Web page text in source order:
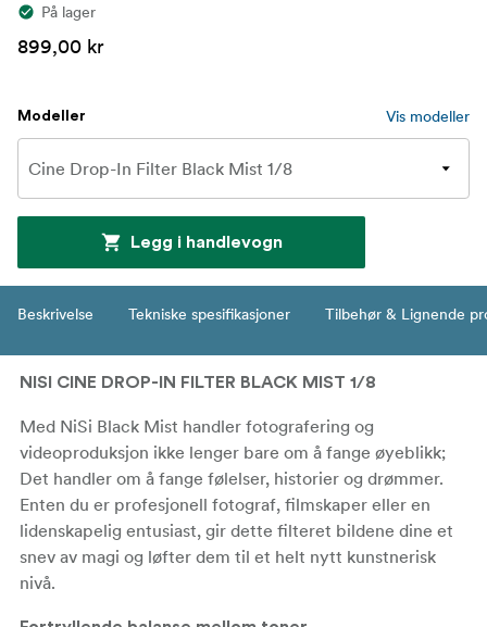
På lager
899,00 kr
Modeller Vis modeller
Legg i handlevogn
Beskrivelse Tekniske spesifikasjoner Tilbehør & Lignende
NISI CINE DROP-IN FILTER BLACK MIST 1/8
Med NiSi Black Mist handler fotografering og
videoproduksjon ikke lenger bare om å fange øyeblikk;
Det handler om å fange følelser, historier og drømmer.
Enten du er profesjonell fotograf, filmskaper eller en
lidenskapelig entusiast, gir dette filteret bildene dine et
snev av magi og løfter dem til et helt nytt kunstnerisk
nivå.